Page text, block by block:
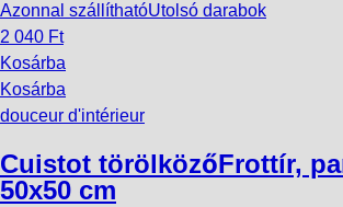
Azonnal szállíthatóUtolsó darabok
2 040 Ft
Kosárba
Kosárba
douceur d'intérieur
Cuistot törölközőFrottír,
50x50 cm